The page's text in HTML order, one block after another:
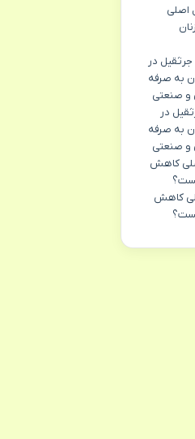
اصلی
جرثقیل در
به صرفه
و صنعتی
در
به صرفه
و صنعتی
کاهش
کاهش